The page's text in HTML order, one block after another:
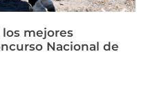
los mejores
Nacional de